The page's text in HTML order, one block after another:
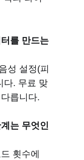
를 만드는
성 설정(피
다. 무료 맞
릅니다.
는 무엇인
횟수에